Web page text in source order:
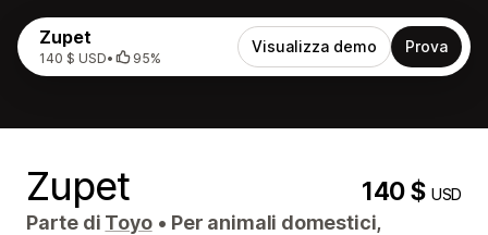
Zupet
140 $ USD• 95%
Visualizza demo Prova
Zupet 140 $USD
Parte di Toyo • Per animali domestici,